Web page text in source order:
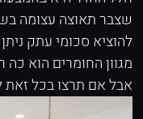
שצבר תאוצה עצומה
להוציא סכומי עתק
מגוון החומרים הוא
אבל אם תרצו בכל זאת